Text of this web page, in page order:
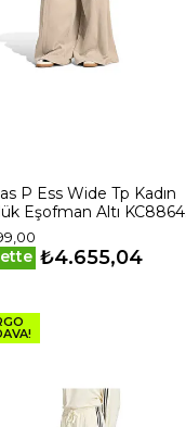
P Ess Wide Tp Kadın
Eşofman Altı KC8864
₺4.655,04